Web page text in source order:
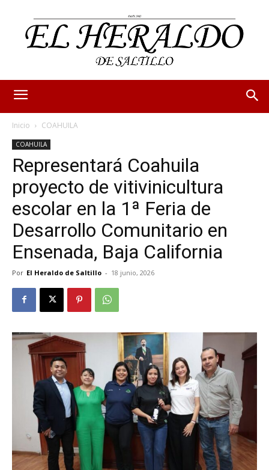
Inicio COAHUILA
COAHUILA
Representará Coahuila
proyecto de vitivinicultura
escolar en la 1ª Feria de
Desarrollo Comunitario en
Ensenada, Baja California
Por El Heraldo de Saltillo - 18 junio, 2026